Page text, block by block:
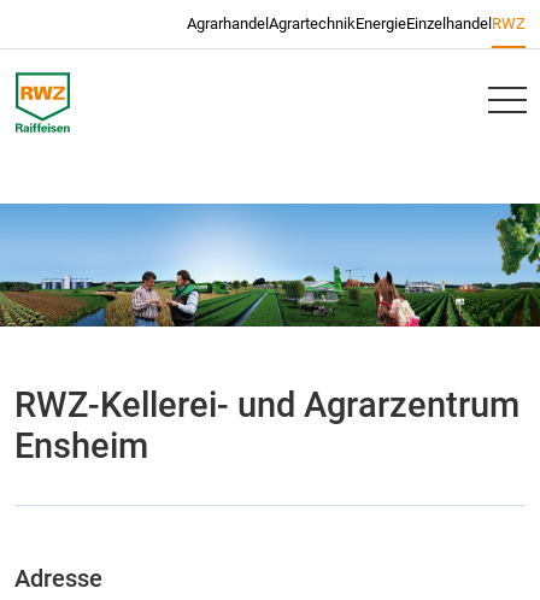
Navigation überspringen
RWZ
Agrarhandel AgrartechnikEnergieEinzelhandel RWZ
RWZ-Kellerei- und Agrarzentrum
Ensheim
Adresse